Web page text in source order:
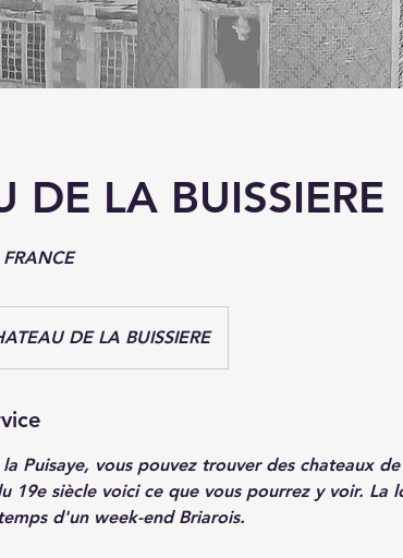
DE LA BUISSIERE
DE LA BUISSIERE
Puisaye, vous pouvez trouver des chateaux
19e siècle voici ce que vous pourrez y voir. La
d'un week-end Briarois.